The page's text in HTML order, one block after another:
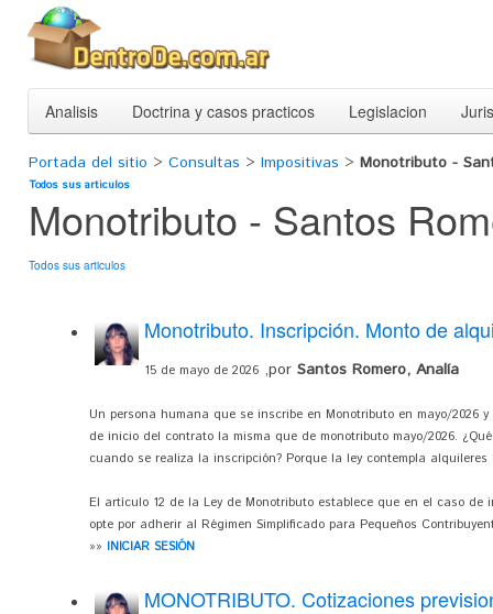
Analisis Doctrina y casos practicos Legislacion
Portada del sitio > Consultas > Impositivas > Monotributo -
Todos sus articulos
Monotributo - Santos
Todos sus articulos
Monotributo. Inscripción. Monto de
15 de mayo de 2026 ,por Santos Romero, Analía
Un persona humana que se inscribe en Monotributo en mayo/2026
de inicio del contrato la misma que de monotributo mayo/2026.
cuando se realiza la inscripción? Porque la ley contempla
El artículo 12 de la Ley de Monotributo establece que en el caso
opte por adherir al Régimen Simplificado para Pequeños
»» INICIAR SESIÓN
MONOTRIBUTO. Cotizaciones